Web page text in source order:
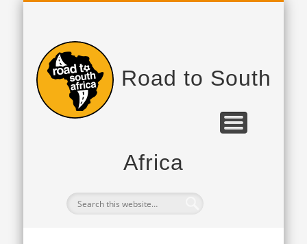
Road to South
Africa